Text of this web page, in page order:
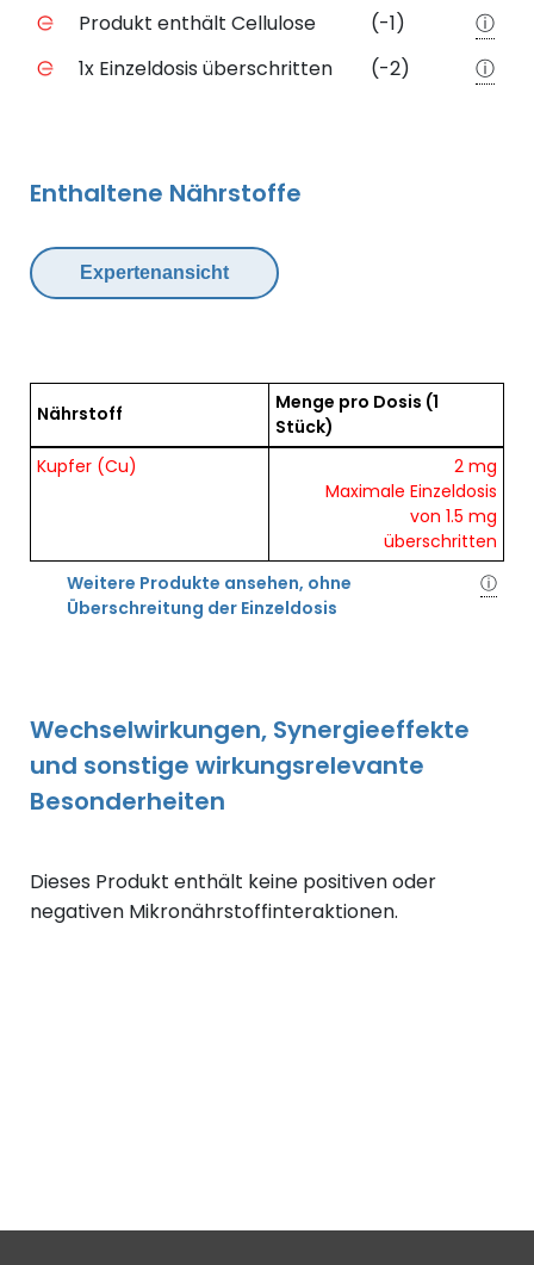
Negative Merkmale des Produkts mit Punkteabzug
Produkt enthält Cellulose
(-1)
ⓘ
1x Einzeldosis überschritten
(-2) ⓘ
Enthaltene Nährstoffe
Expertenansicht
Übersicht der enthaltenen Nährstoffe pro Dosis
Nährstoff Menge pro Dosis (1
Stück)
Kupfer (Cu)
2 mg
Maximale Einzeldosis
von 1.5 mg
überschritten
Weitere Produkte ansehen, ohne
Überschreitung der Einzeldosis
ⓘ
Wechselwirkungen, Synergieeffekte
und sonstige wirkungsrelevante
Besonderheiten
Dieses Produkt enthält keine positiven oder
negativen Mikronährstoffinteraktionen.